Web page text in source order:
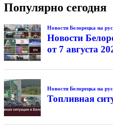
Популярно сегодня
Новости Белорецка на
Новости
от 7 августа
Новости Белорецка на
Топливная